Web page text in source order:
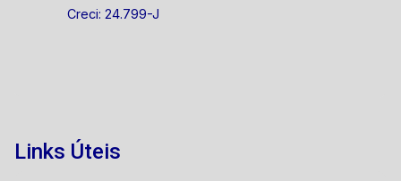
Creci: 24.799-J
Links Úteis